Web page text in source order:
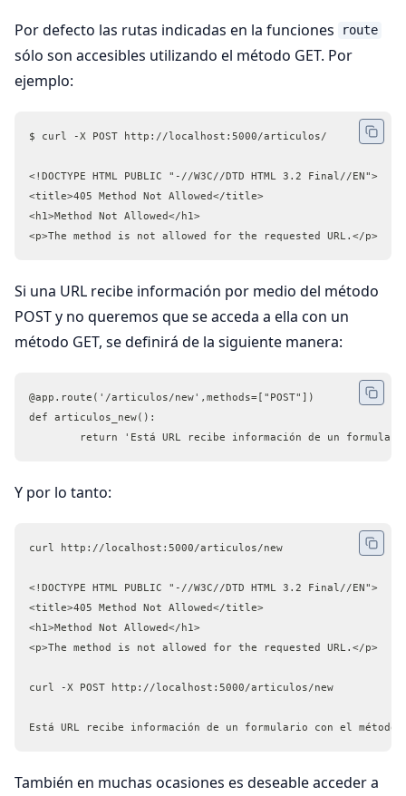
Por defecto las rutas indicadas en la funciones
route
sólo son accesibles utilizando el método GET. Por
ejemplo:
$ curl -X POST http://localhost:5000/articulos/
<!DOCTYPE HTML PUBLIC "-//W3C//DTD HTML 3.2 Final//EN">
<title>405 Method Not Allowed</title>
<h1>Method Not Allowed</h1>
<p>The method is not allowed for the requested URL.</p>
Si una URL recibe información por medio del método
POST y no queremos que se acceda a ella con un
método GET, se definirá de la siguiente manera:
@app.route('/articulos/new',methods=["POST"])
def articulos_new():
return 'Está URL recibe información de un
Y por lo tanto:
curl http://localhost:5000/articulos/new
<!DOCTYPE HTML PUBLIC "-//W3C//DTD HTML 3.2 Final//EN">
<title>405 Method Not Allowed</title>
<h1>Method Not Allowed</h1>
curl -X POST http://localhost:5000/articulos/new
Está URL recibe información de un formulario con el
También en muchas ocasiones es deseable acceder a